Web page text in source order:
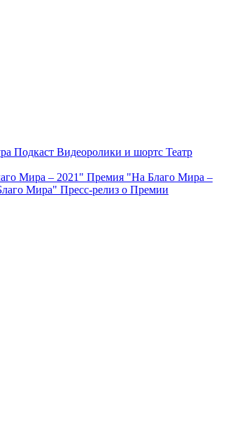
Подкаст Видеоролики и шортс Театр
Мира – 2021" Премия "На Благо Мира –
Мира" Пресс-релиз о Премии